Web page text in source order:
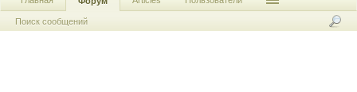
Поиск сообщений